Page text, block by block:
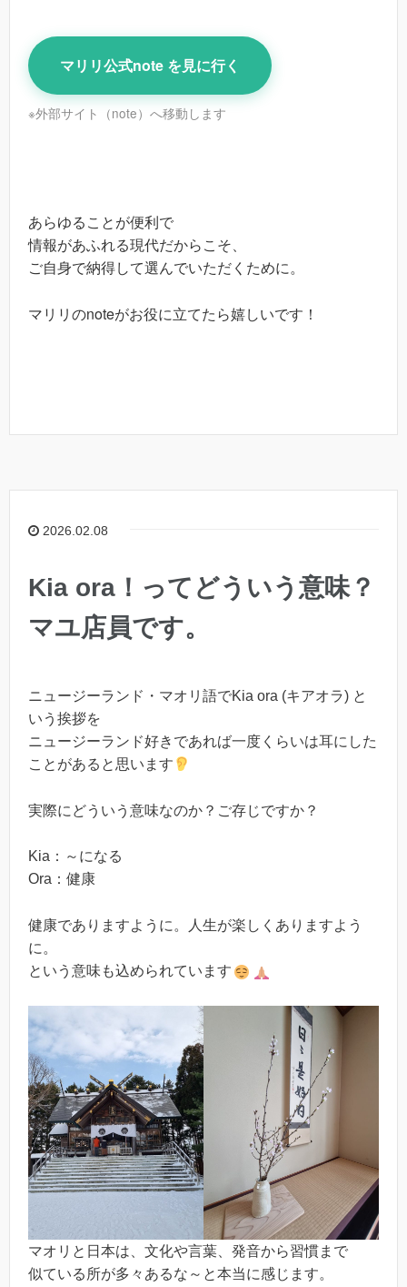
マリリ公式note を見に行く
※外部サイト（note）へ移動します
あらゆることが便利で
情報があふれる現代だからこそ、
ご自身で納得して選んでいただくために。
マリリのnoteがお役に立てたら嬉しいです！
2026.02.08
Kia ora！ってどういう意味？
マユ店員です。
ニュージーランド・マオリ語でKia ora (キアオラ) と
いう挨拶を
ニュージーランド好きであれば一度くらいは耳にした
ことがあると思います
実際にどういう意味なのか？ご存じですか？
Kia：～になる
Ora：健康
健康でありますように。人生が楽しくありますよう
に。
という意味も込められています
マオリと日本は、文化や言葉、発音から習慣まで
似ている所が多々あるな～と本当に感じます。